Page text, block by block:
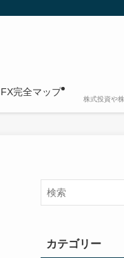
FX完全マップ
株式投資や
カテゴリー